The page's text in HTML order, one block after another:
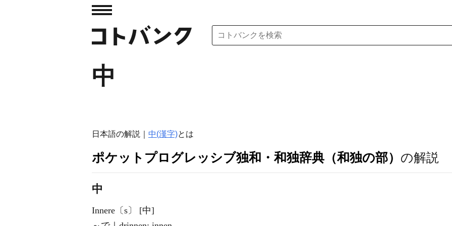
中
日本語の解説｜ 中(漢字)とは
ポケットプログレッシブ独和・和独辞典（和独の部） の解説
中
Innere〔s〕 [中]